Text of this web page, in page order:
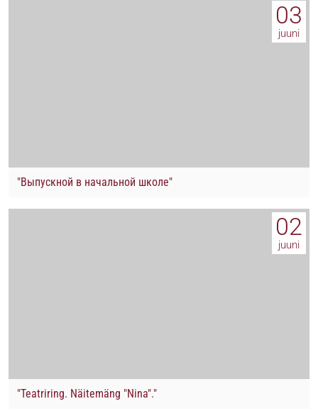
03
juuni
"Выпускной в начальной школе"
02
juuni
"Teatriring. Näitemäng "Nina"."